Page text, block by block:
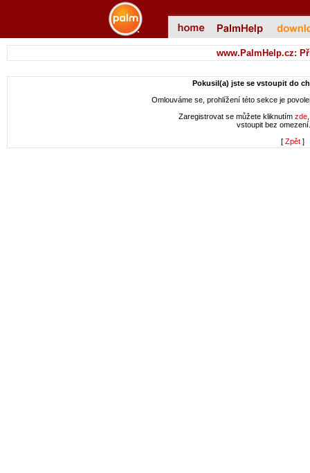
www.PalmHelp.cz:
Pokusil(a) jste se vstoupit do
Omlouváme se, prohlížení této sekce je
Zaregistrovat se můžete kliknutím zde
vstoupit bez
[ Zpět]